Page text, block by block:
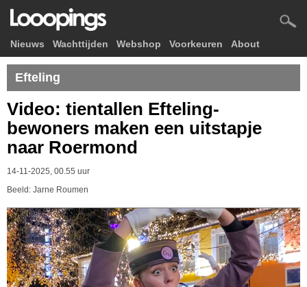
Nieuws Wachttijden Webshop Voorkeuren About
Efteling
Video: tientallen Efteling-
bewoners maken een uitstapje
naar Roermond
14-11-2025, 00.55 uur
Beeld: Jarne Roumen